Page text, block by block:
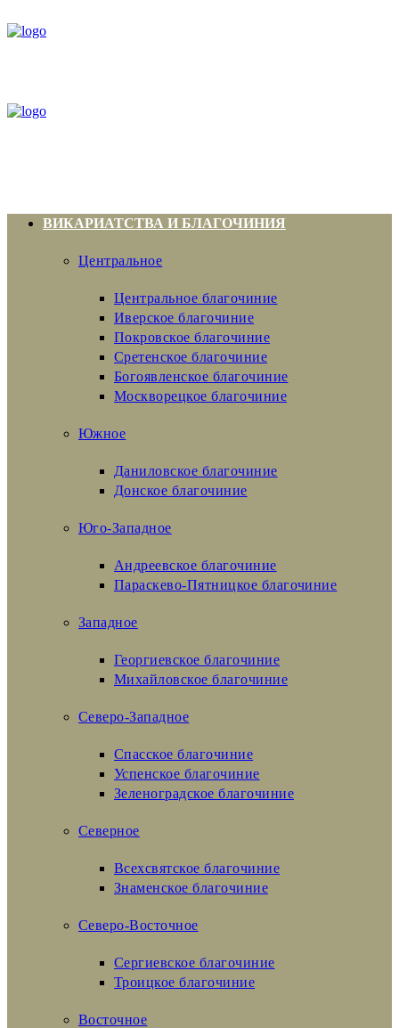
ВИКАРИАТСТВА И БЛАГОЧИНИЯ
Центральное
Центральное благочиние
Иверское благочиние
Покровское благочиние
Сретенское благочиние
Богоявленское благочиние
Москворецкое благочиние
Южное
Даниловское благочиние
Донское благочиние
Юго-Западное
Андреевское благочиние
Параскево-Пятницкое благочиние
Западное
Георгиевское благочиние
Михайловское благочиние
Северо-Западное
Спасское благочиние
Успенское благочиние
Зеленоградское благочиние
Северное
Всехсвятское благочиние
Знаменское благочиние
Северо-Восточное
Сергиевское благочиние
Троицкое благочиние
Восточное